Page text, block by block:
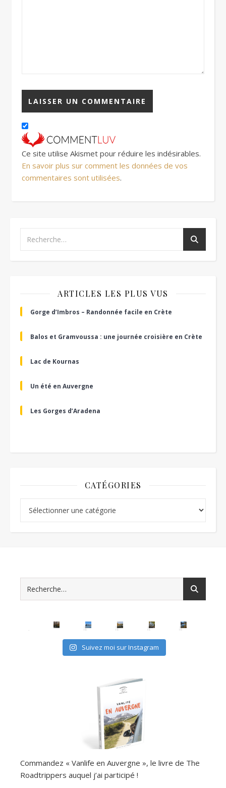
Ce site utilise Akismet pour réduire les indésirables.
En savoir plus sur comment les données de vos
commentaires sont utilisées.
ARTICLES LES PLUS VUS
Gorge d’Imbros – Randonnée facile en Crète
Balos et Gramvoussa : une journée croisière en Crète
Lac de Kournas
Un été en Auvergne
Les Gorges d’Aradena
CATÉGORIES
Suivez moi sur Instagram
Commandez « Vanlife en Auvergne », le livre de The
Roadtrippers auquel j’ai participé !